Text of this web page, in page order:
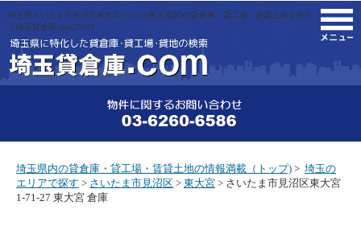
埼玉県さいたま市見沼区東大宮1-71-27(東大宮駅)の貸倉庫・貸工場・賃貸土地を仲介
｜埼玉貸倉庫.com[7918]
埼玉県内の貸倉庫・貸工場・賃貸土地の情報満載（トップ) > 埼玉の
エリアで探す > さいたま市見沼区 > 東大宮 > さいたま市見沼区東大宮
1-71-27 東大宮 倉庫